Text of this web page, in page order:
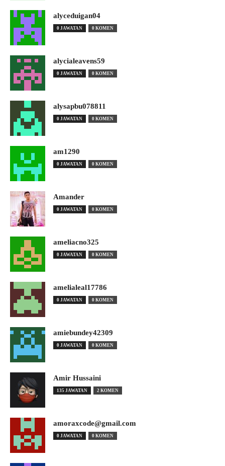
alyceduigan04
0 JAWATAN 0 KOMEN
alycialeavens59
0 JAWATAN 0 KOMEN
alysapbu078811
0 JAWATAN 0 KOMEN
am1290
0 JAWATAN 0 KOMEN
Amander
0 JAWATAN 0 KOMEN
ameliacno325
0 JAWATAN 0 KOMEN
amelialeal17786
0 JAWATAN 0 KOMEN
amiebundey42309
0 JAWATAN 0 KOMEN
Amir Hussaini
135 JAWATAN 2 KOMEN
amoraxcode@gmail.com
0 JAWATAN 0 KOMEN